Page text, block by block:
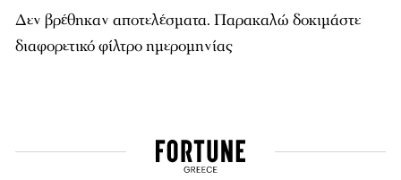
Δεν βρέθηκαν αποτελέσματα. Παρακαλώ δοκιμάστε
διαφορετικό φίλτρο ημερομηνίας